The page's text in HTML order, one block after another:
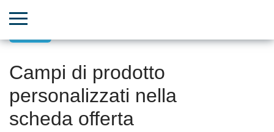
Campi di prodotto
personalizzati nella
scheda offerta